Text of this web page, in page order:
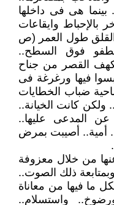
بينما هى فى داخلها
بالإحباط وايقاعات
طول العمر (ص
فوق السطح..
القصر من جناح
فيها ورغرغة فى
ضباب الخطايات
عن عالم البراءة (ص 44).. ولكن كانت الخيانة..
عن المدعى عليها..
أمية.. أصيبت بمرض
من خلال معزوفة
ذلك الصوت..
ما فيها من معاناة
واستسلام..